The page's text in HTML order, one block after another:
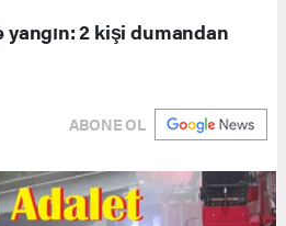
yangın: 2 kişi dumandan
ABONE OL